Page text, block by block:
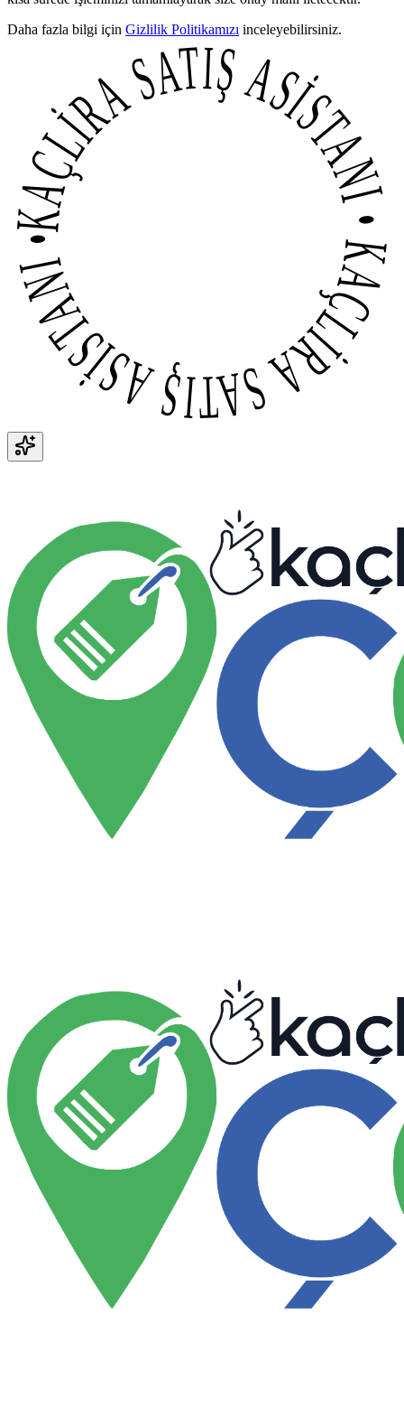
Daha fazla bilgi için Gizlilik Politikamızı inceleyebilirsiniz.
KAÇLİRA SATIŞ ASİSTANI • KAÇLİRA SATIŞ ASİSTANI •